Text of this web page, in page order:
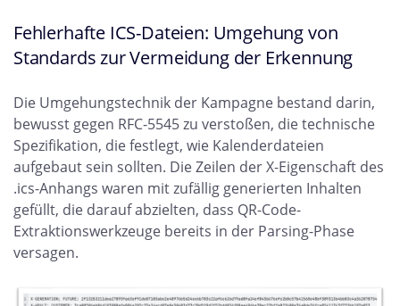
Fehlerhafte ICS-Dateien: Umgehung von
Standards zur Vermeidung der Erkennung
Die Umgehungstechnik der Kampagne bestand darin,
bewusst gegen RFC-5545 zu verstoßen, die technische
Spezifikation, die festlegt, wie Kalenderdateien
aufgebaut sein sollten. Die Zeilen der X-Eigenschaft des
.ics-Anhangs waren mit zufällig generierten Inhalten
gefüllt, die darauf abzielten, dass QR-Code-
Extraktionswerkzeuge bereits in der Parsing-Phase
versagen.